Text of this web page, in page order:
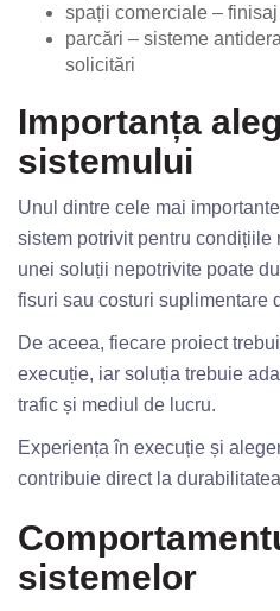
spații comerciale –
parcări – sisteme
solicitări
Importanța
sistemului
Unul dintre cele mai
sistem potrivit pentru condițiile
unei soluții nepotrivite poate
fisuri sau costuri suplimentare
De aceea, fiecare proiect
execuție, iar soluția trebuie
trafic și mediul de lucru.
Experiența în execuție și
contribuie direct la
sistemelor